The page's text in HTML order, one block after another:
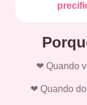
❤ Quando
❤ Quando